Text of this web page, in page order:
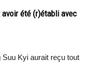
été (r)établi avec
Kyi aurait reçu tout